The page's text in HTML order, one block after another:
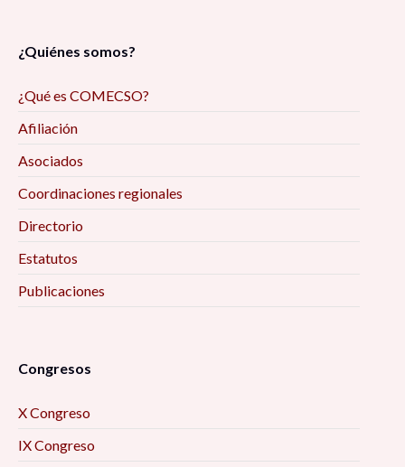
¿Quiénes somos?
¿Qué es COMECSO?
Afiliación
Asociados
Coordinaciones regionales
Directorio
Estatutos
Publicaciones
Congresos
X Congreso
IX Congreso